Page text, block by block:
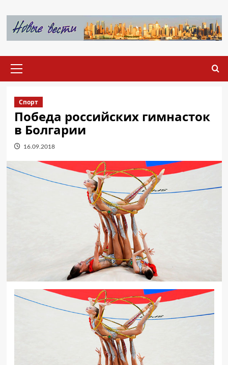
содержимому
меню
Спорт
Победа российских гимнасток
в Болгарии
16.09.2018